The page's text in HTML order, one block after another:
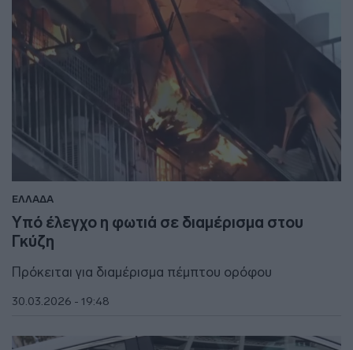
ΕΛΛΑΔΑ
Υπό έλεγχο η φωτιά σε διαμέρισμα στου
Γκύζη
Πρόκειται για διαμέρισμα πέμπτου ορόφου
30.03.2026 - 19:48